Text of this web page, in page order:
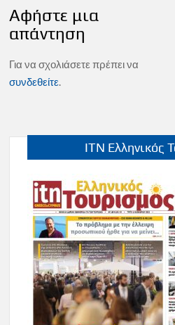
Αφήστε μια
απάντηση
Για να σχολιάσετε πρέπει να
συνδεθείτε.
ITN Ελληνικός